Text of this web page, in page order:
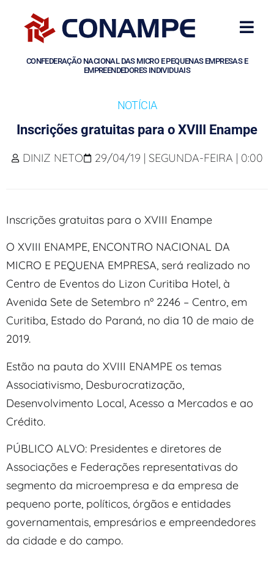
CONFEDERAÇÃO NACIONAL DAS MICRO E PEQUENAS EMPRESAS E
EMPREENDEDORES INDIVIDUAIS
NOTÍCIA
Inscrições gratuitas para o XVIII Enampe
DINIZ NETO 29/04/19 | SEGUNDA-FEIRA | 0:00
Inscrições gratuitas para o XVIII Enampe
O XVIII ENAMPE, ENCONTRO NACIONAL DA
MICRO E PEQUENA EMPRESA, será realizado no
Centro de Eventos do Lizon Curitiba Hotel, à
Avenida Sete de Setembro nº 2246 – Centro, em
Curitiba, Estado do Paraná, no dia 10 de maio de
2019.
Estão na pauta do XVIII ENAMPE os temas
Associativismo, Desburocratização,
Desenvolvimento Local, Acesso a Mercados e ao
Crédito.
PÚBLICO ALVO: Presidentes e diretores de
Associações e Federações representativas do
segmento da microempresa e da empresa de
pequeno porte, políticos, órgãos e entidades
governamentais, empresários e empreendedores
da cidade e do campo.